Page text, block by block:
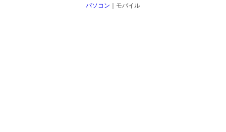
パソコン ｜モバイル